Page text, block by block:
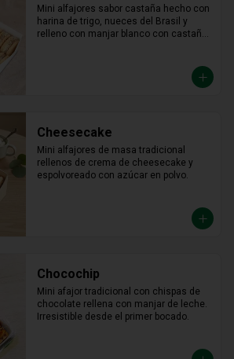
Mini alfajores sabor castaña hecho con
harina de trigo, nueces del Brasil y
relleno con manjar blanco con castaña
Cheesecake
Mini alfajores de masa tradicional
rellenos de crema de cheesecake y
espolvoreado con azúcar en polvo.
Chocochip
Mini afajor tradicional con chispas de
chocolate rellena con manjar de leche.
Irresistible desde el primer bocado.